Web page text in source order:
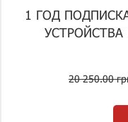
1 ГОД
УСТРОЙСТВА
20 250.00